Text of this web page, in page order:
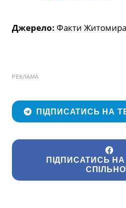
Джерело: Факти Житомира
РЕКЛАМА
ПІДПИСАТИСЬ НА
ПІДПИСАТИСЬ НА